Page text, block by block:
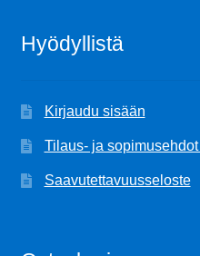
Hyödyllistä
Kirjaudu sisään
Tilaus- ja
Saavutettavuusseloste